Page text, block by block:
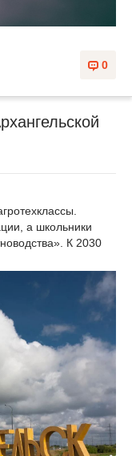
0
а школьники
К 2030